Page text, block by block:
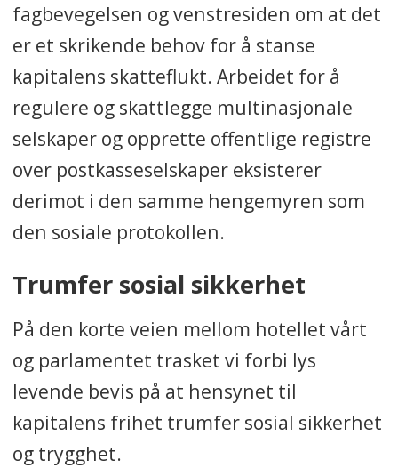
fagbevegelsen og venstresiden om at det
er et skrikende behov for å stanse
kapitalens skatteflukt. Arbeidet for å
regulere og skattlegge multinasjonale
selskaper og opprette offentlige registre
over postkasseselskaper eksisterer
derimot i den samme hengemyren som
den sosiale protokollen.
Trumfer sosial sikkerhet
På den korte veien mellom hotellet vårt
og parlamentet trasket vi forbi lys
levende bevis på at hensynet til
kapitalens frihet trumfer sosial sikkerhet
og trygghet.